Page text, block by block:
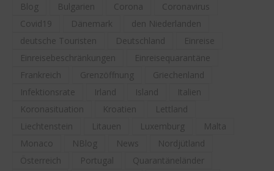
Blog
Bulgarien Corona
Coronavirus
Covid19
Dänemark
den Niederlanden
deutsche Touristen
Deutschland
Einreise
Einreisebeschränkungen
Einreisequarantäne
Frankreich
Grenzöffnung
Griechenland
Infektionsrate
Irland Island
Italien
Koronasituation
Kroatien
Lettland
Liechtenstein
Litauen Luxemburg
Malta
Monaco
NBlog News
Nordjütland
Österreich
Portugal
Quarantäneländer